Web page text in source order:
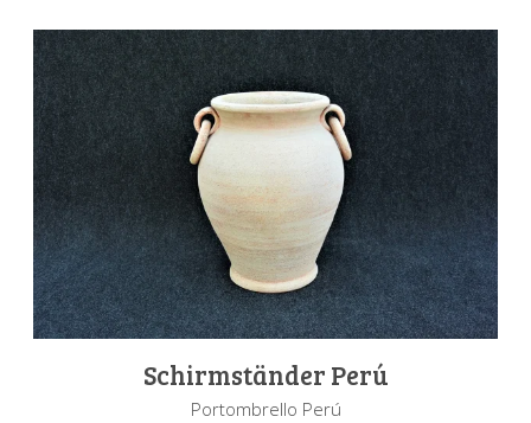
Schirmständer Perú
Portombrello Perú